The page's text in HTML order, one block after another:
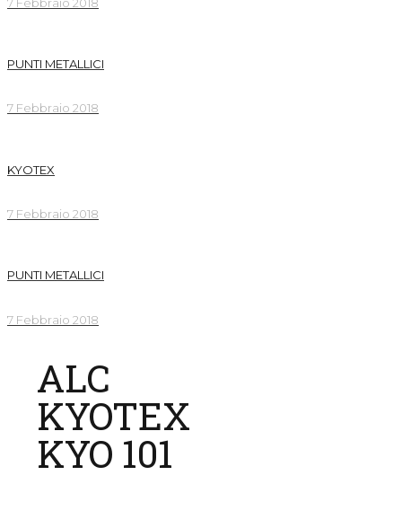
PUNTI METALLICI
7 Febbraio 2018
KYOTEX
7 Febbraio 2018
PUNTI METALLICI
7 Febbraio 2018
ALC
KYOTEX
KYO 101